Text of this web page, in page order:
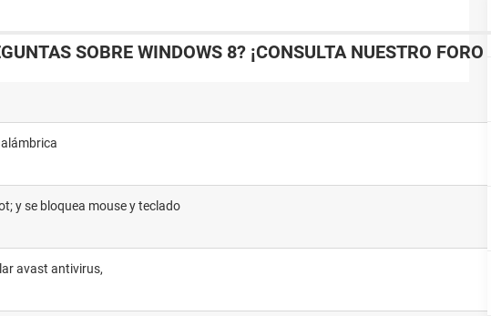
SOBRE WINDOWS 8? ¡CONSULTA NUESTRO FORO
y se bloquea mouse y teclado
avast antivirus,